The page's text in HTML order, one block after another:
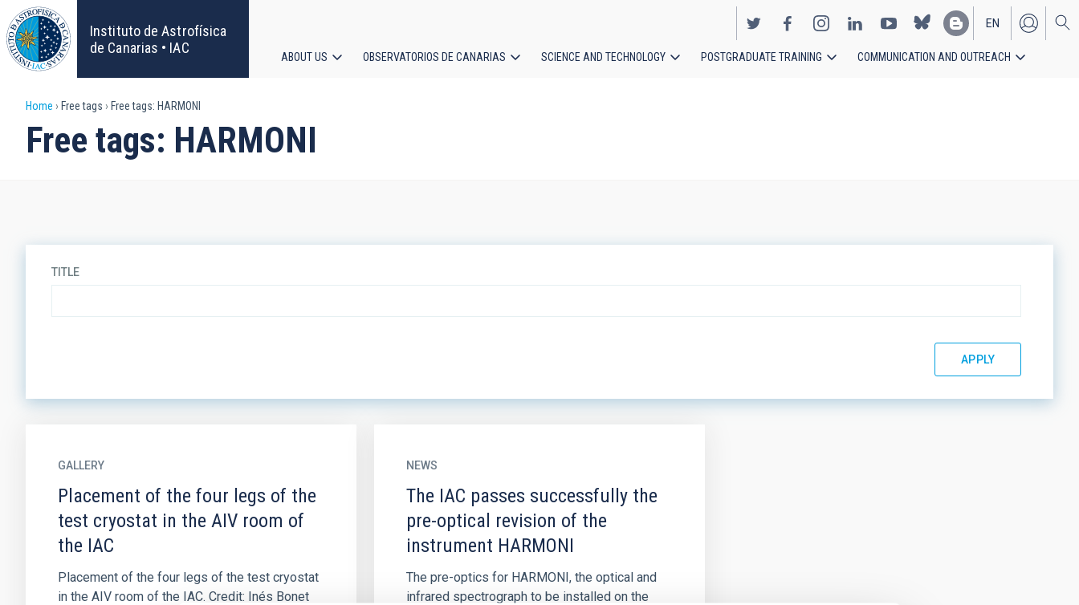
Skip
to
main
content
Instituto de Astrofísica
de Canarias • IAC
EN
ES
navigation
ABOUT US OBSERVATORIOS DE CANARIAS SCIENCE AND TECHNOLOGY POSTGRADUATE TRAINING COMMUNICATION AND OUTREACH
Breadcrumb
Home Free tags Free tags: HARMONI
Free tags: HARMONI
TITLE
GALLERY
Placement of the four legs of the
test cryostat in the AIV room of
the IAC
Placement of the four legs of the test cryostat
in the AIV room of the IAC. Credit: Inés Bonet
NEWS
The IAC passes successfully the
pre-optical revision of the
instrument HARMONI
The pre-optics for HARMONI, the optical and
infrared spectrograph to be installed on the